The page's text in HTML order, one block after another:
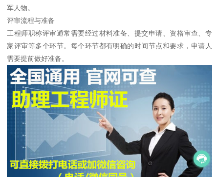
军人物。
评审流程与准备
工程师职称评审通常需要经过材料准备、提交申请、资格审查、专
家评审等多个环节。每个环节都有明确的时间节点和要求，申请人
需要提前做好准备。